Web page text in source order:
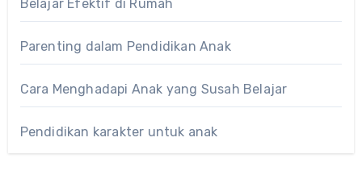
Belajar Efektif di Rumah
Parenting dalam Pendidikan Anak
Cara Menghadapi Anak yang Susah Belajar
Pendidikan karakter untuk anak